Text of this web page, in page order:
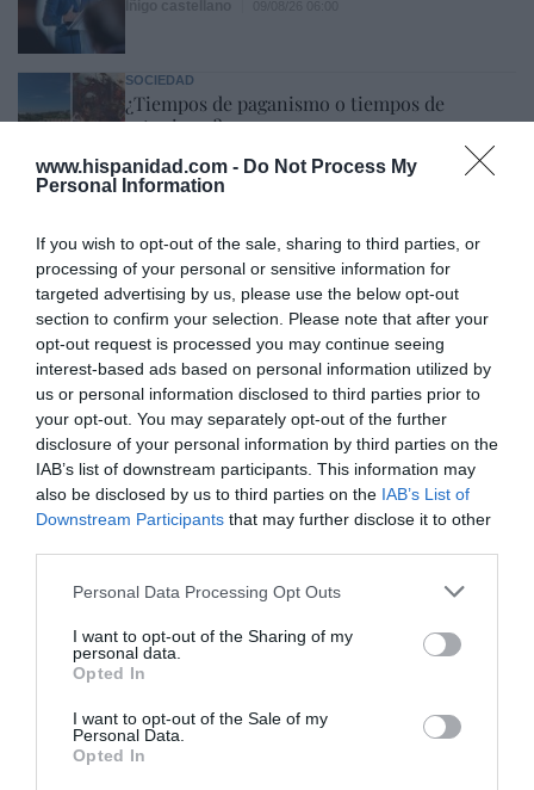
www.hispanidad.com - Do Not Process My
Personal Information
If you wish to opt-out of the sale, sharing to third parties, or
processing of your personal or sensitive information for
targeted advertising by us, please use the below opt-out
section to confirm your selection. Please note that after your
opt-out request is processed you may continue seeing
interest-based ads based on personal information utilized by
us or personal information disclosed to third parties prior to
your opt-out. You may separately opt-out of the further
disclosure of your personal information by third parties on the
IAB’s list of downstream participants. This information may
also be disclosed by us to third parties on the IAB’s List of
Downstream Participants that may further disclose it to other
Personal Data Processing Opt Outs
I want to opt-out of the Sharing of my
personal data.
Opted In
I want to opt-out of the Sale of my
Personal Data.
Opted In
SOCIEDAD
¿Tiempos de paganismo o tiempos de
satanismo?
Memes. Gandalf y el mediano
Redacción 09/08/26 06:00
SOCIEDAD
Los cambios del Papa León XIV: lentos pero
acertados
Eulogio López 09/08/26 06:00
LA RESISTENCIA
Cuando los masones intentaron extorsionar
Primarias presidenciales demócratas 2028. El
icono LGTBIQ+ Pete Buttigieg regresa a
Biden
Ignacio Aguirre